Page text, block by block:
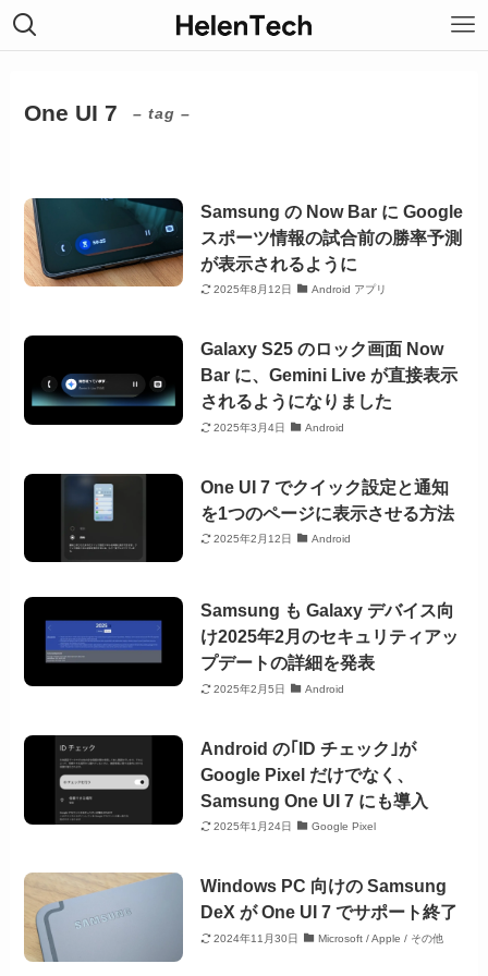
One UI 7 – tag –
Samsung の Now Bar に Google
スポーツ情報の試合前の勝率予測
が表示されるように
2025年8月12日 Android アプリ
Galaxy S25 のロック画面 Now
Bar に、Gemini Live が直接表示
されるようになりました
2025年3月4日 Android
One UI 7 でクイック設定と通知
を1つのページに表示させる方法
2025年2月12日 Android
Samsung も Galaxy デバイス向
け2025年2月のセキュリティアッ
プデートの詳細を発表
2025年2月5日 Android
Android の｢ID チェック｣が
Google Pixel だけでなく、
Samsung One UI 7 にも導入
2025年1月24日 Google Pixel
Windows PC 向けの Samsung
DeX が One UI 7 でサポート終了
2024年11月30日 Microsoft / Apple / その他